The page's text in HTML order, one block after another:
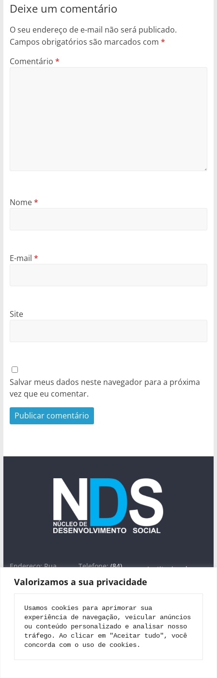
Valorizamos a sua privacidade
Usamos cookies para aprimorar sua
experiência de navegação, veicular anúncios
ou conteúdo personalizado e analisar nosso
tráfego. Ao clicar em "Aceitar tudo", você
concorda com o uso de cookies.
Deixe um comentário
O seu endereço de e-mail não será publicado.
Campos obrigatórios são marcados com *
Comentário *
Nome*
E-mail *
Site
Salvar meus dados neste navegador para a próxima
vez que eu comentar.
Endereço: Rua
1420 -Lagoa Seca,
Telefone:(84)
WhatsApp: (84)
mail:nucon@uol.
com.br
Institucional
Jerusalém
Editais
Parceiros